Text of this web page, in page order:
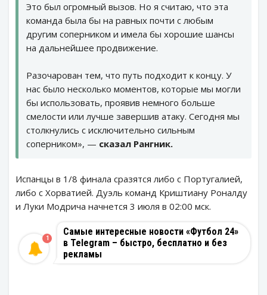
Это был огромный вызов. Но я считаю, что эта
команда была бы на равных почти с любым
другим соперником и имела бы хорошие шансы
на дальнейшее продвижение.
Разочарован тем, что путь подходит к концу. У
нас было несколько моментов, которые мы могли
бы использовать, проявив немного больше
смелости или лучше завершив атаку. Сегодня мы
столкнулись с исключительно сильным
соперником», — сказал Рангник.
Испанцы в 1/8 финала сразятся либо с Португалией,
либо с Хорватией. Дуэль команд Криштиану Роналду
и Луки Модрича начнется 3 июля в 02:00 мск.
Самые интересные новости «Футбол 24»
в Telegram – быстро, бесплатно и без
рекламы
1